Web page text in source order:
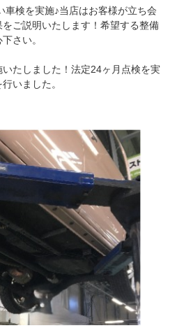
検を実施♪当店はお客様が立ち会
ご説明いたします！希望する整備
さい。
たしました！法定24ヶ月点検を実
いました。